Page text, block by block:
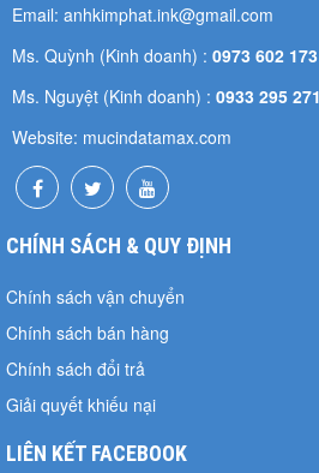
Email: anhkimphat.ink@gmail.com
Ms. Quỳnh (Kinh doanh) : 0973 602 173
Ms. Nguyệt (Kinh doanh) : 0933 295 271
Website: mucindatamax.com
CHÍNH SÁCH & QUY ĐỊNH
Chính sách vận chuyển
Chính sách bán hàng
Chính sách đổi trả
Giải quyết khiếu nại
LIÊN KẾT FACEBOOK